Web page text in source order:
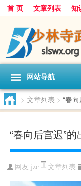
首 页 文章列表 知
网站导航
> 文章列表 > “春
“春向后宫迟”
网友:jzc 文章列表